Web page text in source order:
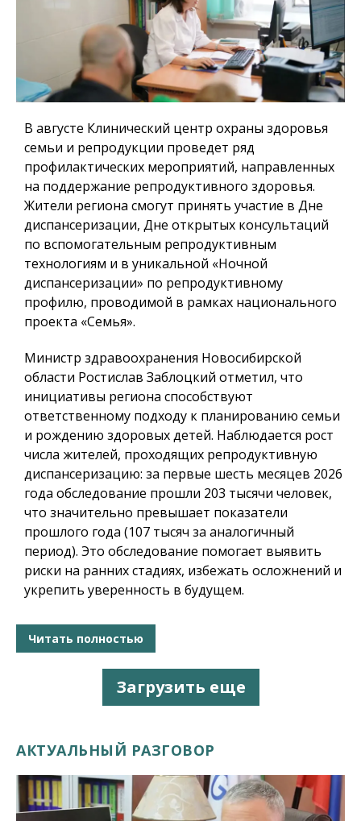
В августе Клинический центр охраны здоровья
семьи и репродукции проведет ряд
профилактических мероприятий, направленных
на поддержание репродуктивного здоровья.
Жители региона смогут принять участие в Дне
диспансеризации, Дне открытых консультаций
по вспомогательным репродуктивным
технологиям и в уникальной «Ночной
диспансеризации» по репродуктивному
профилю, проводимой в рамках национального
проекта «Семья».
Министр здравоохранения Новосибирской
области Ростислав Заблоцкий отметил, что
инициативы региона способствуют
ответственному подходу к планированию семьи
и рождению здоровых детей. Наблюдается рост
числа жителей, проходящих репродуктивную
диспансеризацию: за первые шесть месяцев 2026
года обследование прошли 203 тысячи человек,
что значительно превышает показатели
прошлого года (107 тысяч за аналогичный
период). Это обследование помогает выявить
риски на ранних стадиях, избежать осложнений и
укрепить уверенность в будущем.
Читать полностью
Загрузить еще
АКТУАЛЬНЫЙ РАЗГОВОР